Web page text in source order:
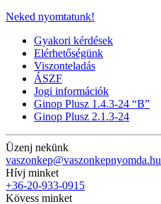
Neked nyomtatunk!
Gyakori kérdések
Elérhetőségünk
Viszonteladás
ÁSZF
Jogi információk
Ginop Plusz 1.4.3-24 “B”
Ginop Plusz 2.1.3-24
Üzenj nekünk
vaszonkep@vaszonkepnyomda.hu
Hívj minket
+36-20-933-0915
Kövess minket